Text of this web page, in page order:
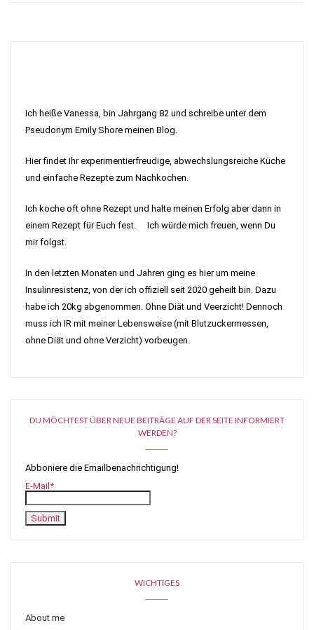
Ich heiße Vanessa, bin Jahrgang 82 und schreibe unter dem
Pseudonym Emily Shore meinen Blog.
Hier findet Ihr experimentierfreudige, abwechslungsreiche Küche
und einfache Rezepte zum Nachkochen.
Ich koche oft ohne Rezept und halte meinen Erfolg aber dann in
einem Rezept für Euch fest. Ich würde mich freuen, wenn Du
mir folgst.
In den letzten Monaten und Jahren ging es hier um meine
Insulinresistenz, von der ich offiziell seit 2020 geheilt bin. Dazu
habe ich 20kg abgenommen. Ohne Diät und Veerzicht! Dennoch
muss ich IR mit meiner Lebensweise (mit Blutzuckermessen,
ohne Diät und ohne Verzicht) vorbeugen.
DU MÖCHTEST ÜBER NEUE BEITRÄGE AUF DER SEITE INFORMIERT
WERDEN?
Abboniere die Emailbenachrichtigung!
E-Mail*
WICHTIGES
About me